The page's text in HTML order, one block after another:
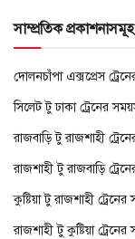
সাম্প্রতিক প্রকাশনাসমূহ
দোলনচাঁপা এক্সপ্রেস
সিলেট টু ঢাকা ট্রেনের
রাজবাড়ি টু রাজশাহী
রাজশাহী টু রাজবাড়ি
কুষ্টিয়া টু রাজশাহী
রাজশাহী টু কুষ্টিয়া